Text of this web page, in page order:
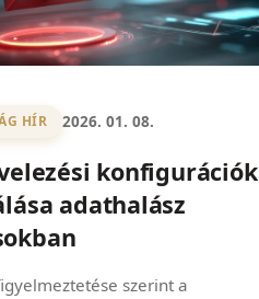
HÍR 2026. 01. 08.
konfigurációk
adathalász
szerint a